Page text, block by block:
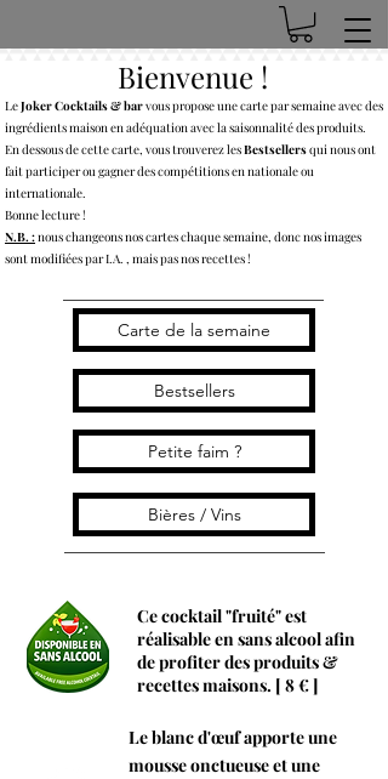
Bienvenue !
Carte de la semaine
Bestsellers
Petite faim ?
Bières / Vins
LeJoker Cocktails & barvous propose une carte par semaine avec des
ingrédients maison en adéquation avec la saisonnalité des produits.
En dessous de cette carte, vous trouverez lesBestsellersqui nous ont
fait participer ou gagner des compétitions en nationale ou
internationale.
Bonne lecture !
N.B. :nous changeons nos cartes chaque semaine, donc nos images
sont modifiées par I.A. , mais pas nos recettes !
Ce cocktail "fruité" est
réalisable en sans alcool afin
de profiter des produits &
recettes maisons. [ 8 € ]
Le blanc d'œuf apporte une
mousse onctueuse et une